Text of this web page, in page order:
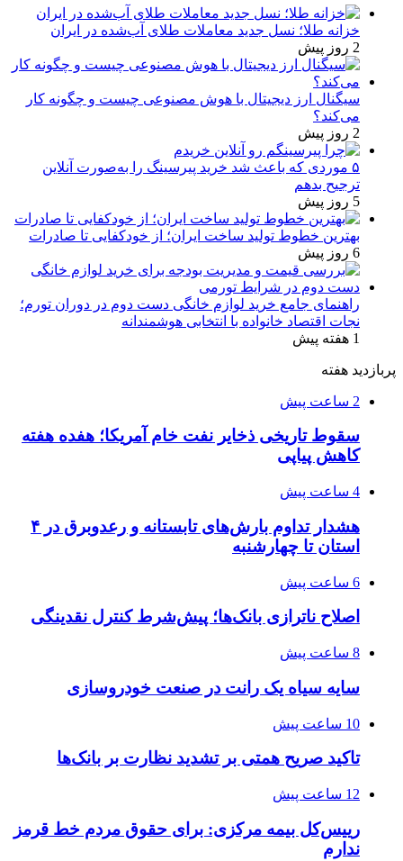
خزانه طلا؛ نسل جدید معاملات طلای آب‌شده در ایران
2 روز پیش
سیگنال ارز دیجیتال با هوش مصنوعی چیست و چگونه کار
می‌کند؟
2 روز پیش
۵ موردی که باعث شد خرید پیرسینگ را به‌صورت آنلاین
ترجیح بدهم
5 روز پیش
بهترین خطوط تولید ساخت ایران؛ از خودکفایی تا صادرات
6 روز پیش
راهنمای جامع خرید لوازم خانگی دست دوم در دوران تورم؛
نجات اقتصاد خانواده با انتخابی هوشمندانه
1 هفته پیش
پربازدید هفته
2 ساعت پیش
سقوط تاریخی ذخایر نفت خام آمریکا؛ هفده هفته
کاهش پیاپی
4 ساعت پیش
هشدار تداوم بارش‌های تابستانه و رعدوبرق در ۴
استان تا چهارشنبه
6 ساعت پیش
اصلاح ناترازی بانک‌ها؛ پیش‌شرط کنترل نقدینگی
8 ساعت پیش
سایه سیاه یک رانت در صنعت خودروسازی
10 ساعت پیش
تاکید صریح همتی بر تشدید نظارت بر بانک‌ها
12 ساعت پیش
رییس‌کل بیمه مرکزی: برای حقوق مردم خط قرمز
ندارم